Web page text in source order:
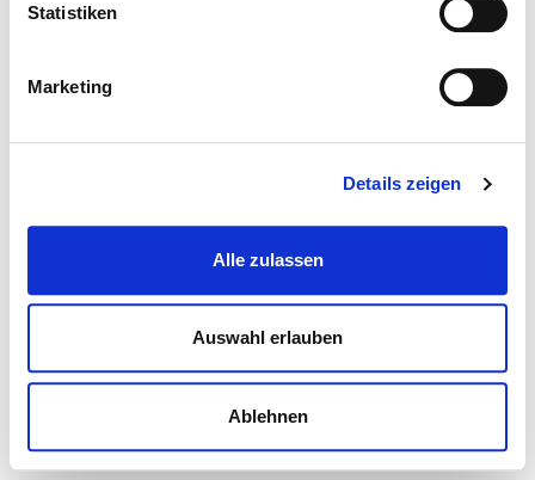
Statistiken
Marketing
Details zeigen
Alle zulassen
Auswahl erlauben
Ablehnen